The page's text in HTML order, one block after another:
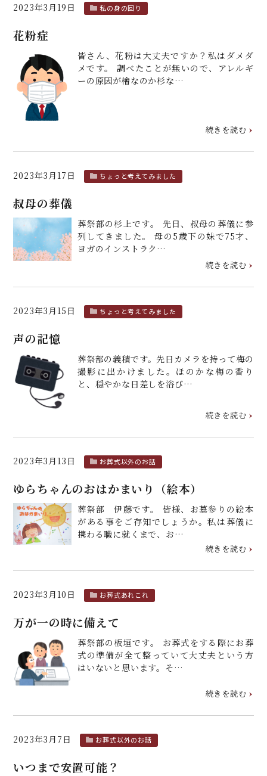
2023年3月19日 私の身の回り
花粉症
皆さん、花粉は大丈夫ですか？私はダメダ
メです。 調べたことが無いので、アレルギ
ーの原因が檜なのか杉な…
続きを読む
2023年3月17日 ちょっと考えてみました
叔母の葬儀
葬祭部の杉上です。 先日、叔母の葬儀に参
列してきました。 母の5歳下の妹で75才、
ヨガのインストラク…
続きを読む
2023年3月15日 ちょっと考えてみました
声の記憶
葬祭部の義積です。先日カメラを持って梅の
撮影に出かけました。ほのかな梅の香り
と、穏やかな日差しを浴び…
続きを読む
2023年3月13日 お葬式以外のお話
ゆらちゃんのおはかまいり（絵本）
葬祭部 伊藤です。 皆様、お墓参りの絵本
がある事をご存知でしょうか。私は葬儀に
携わる職に就くまで、お…
続きを読む
2023年3月10日 お葬式あれこれ
万が一の時に備えて
葬祭部の板垣です。 お葬式をする際にお葬
式の準備が全て整っていて大丈夫という方
はいないと思います。そ…
続きを読む
2023年3月7日 お葬式以外のお話
いつまで安置可能？